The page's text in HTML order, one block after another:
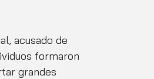
acusado de
formaron
grandes